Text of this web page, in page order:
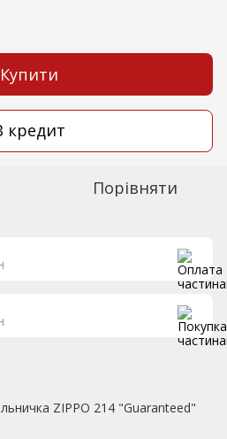
Купити
кредит
Порівняти
ZIPPO 214 "Guaranteed"